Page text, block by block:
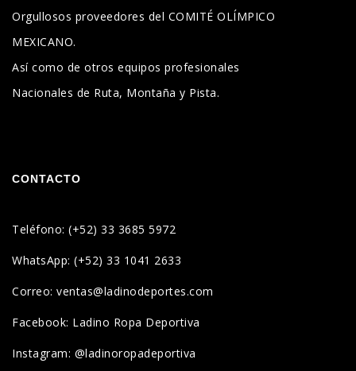
Orgullosos proveedores del COMITÉ OLÍMPICO
MEXICANO.
Así como de otros equipos profesionales
Nacionales de Ruta, Montaña y Pista.
CONTACTO
Teléfono: (+52) 33 3685 5972
WhatsApp: (+52) 33 1041 2633
Correo: ventas@ladinodeportes.com
Facebook: Ladino Ropa Deportiva
Instagram: @ladinoropadeportiva